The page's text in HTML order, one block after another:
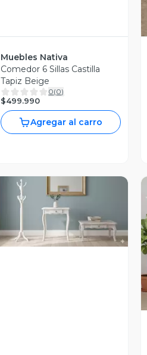
Muebles Nativa
Comedor 6 Sillas Castilla
Tapiz Beige
0(0)
$499.990
Agregar al carro
Vista Previa